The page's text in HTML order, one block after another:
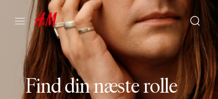
Finddinnæsterolle